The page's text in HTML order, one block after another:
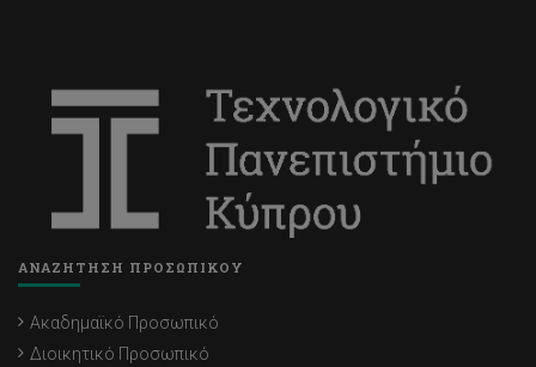
ΑΝΑΖΗΤΗΣΗ ΠΡΟΣΩΠΙΚΟΥ
Ακαδημαϊκό Προσωπικό
Διοικητικό Προσωπικό